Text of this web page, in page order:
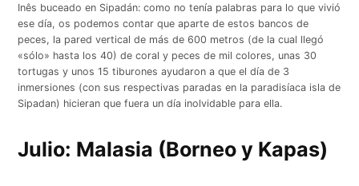
Inês buceado en Sipadán: como no tenía palabras para lo que vivió
ese día, os podemos contar que aparte de estos bancos de
peces, la pared vertical de más de 600 metros (de la cual llegó
«sólo» hasta los 40) de coral y peces de mil colores, unas 30
tortugas y unos 15 tiburones ayudaron a que el día de 3
inmersiones (con sus respectivas paradas en la paradisíaca isla de
Sipadan) hicieran que fuera un día inolvidable para ella.
Julio: Malasia (Borneo y Kapas)